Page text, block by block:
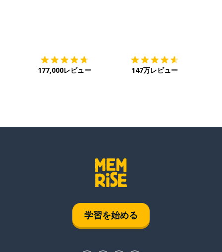
177,000レビュー 147万レビュー
学習を始める